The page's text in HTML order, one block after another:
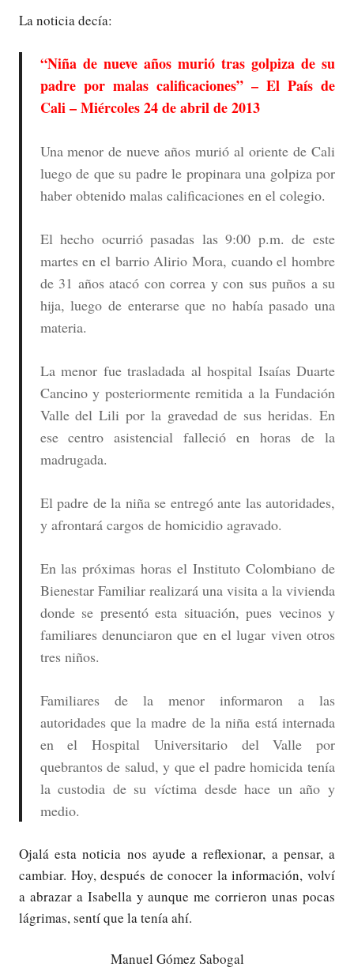
La noticia decía:
“Niña de nueve años murió tras golpiza de su
padre por malas calificaciones” – El País de
Cali – Miércoles 24 de abril de 2013
Una menor de nueve años murió al oriente de Cali
luego de que su padre le propinara una golpiza por
haber obtenido malas calificaciones en el colegio.
El hecho ocurrió pasadas las 9:00 p.m. de este
martes en el barrio Alirio Mora, cuando el hombre
de 31 años atacó con correa y con sus puños a su
hija, luego de enterarse que no había pasado una
materia.
La menor fue trasladada al hospital Isaías Duarte
Cancino y posteriormente remitida a la Fundación
Valle del Lili por la gravedad de sus heridas. En
ese centro asistencial falleció en horas de la
madrugada.
El padre de la niña se entregó ante las autoridades,
y afrontará cargos de homicidio agravado.
En las próximas horas el Instituto Colombiano de
Bienestar Familiar realizará una visita a la vivienda
donde se presentó esta situación, pues vecinos y
familiares denunciaron que en el lugar viven otros
tres niños.
Familiares de la menor informaron a las
autoridades que la madre de la niña está internada
en el Hospital Universitario del Valle por
quebrantos de salud, y que el padre homicida tenía
la custodia de su víctima desde hace un año y
medio.
Ojalá esta noticia nos ayude a reflexionar, a pensar, a
cambiar. Hoy, después de conocer la información, volví
a abrazar a Isabella y aunque me corrieron unas pocas
lágrimas, sentí que la tenía ahí.
Manuel Gómez Sabogal